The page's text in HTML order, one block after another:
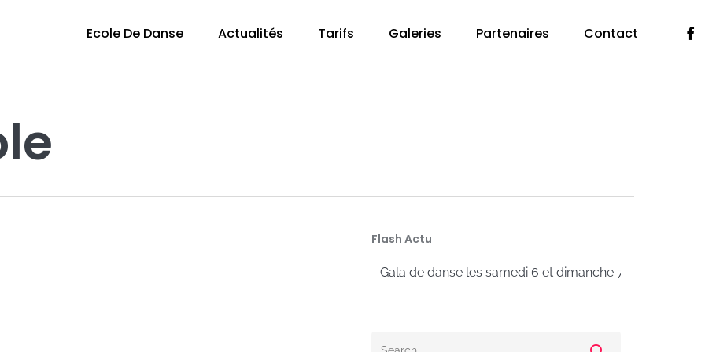
Ecole De Danse Actualités Tarifs Galeries Partenaires Contact
Flash Actu
Gala de danse les samedi 6 et dimanche 7 juillet 2024 à